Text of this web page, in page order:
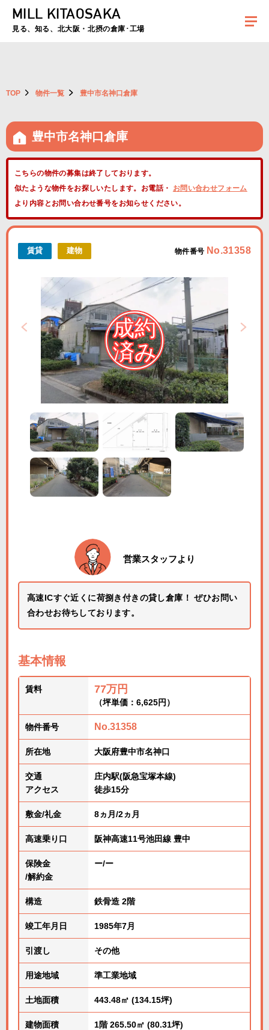
夏季休暇のお知らせ：2026年8月8日(土)～8月16日(日)まで休業とさせていた
MILL KITAOSAKA
見る、知る、北大阪・北摂の倉庫･工場
TOP 物件一覧 豊中市名神口倉庫
豊中市名神口倉庫
こちらの物件の募集は終了しております。
似たような物件をお探しいたします。お電話・ お問い合わせフォーム
より内容とお問い合わせ番号をお知らせください。
賃貸 建物 物件番号 No.31358
営業スタッフより
高速ICすぐ近くに荷捌き付きの貸し倉庫！ ぜひお問い
合わせお待ちしております。
基本情報
賃料 77万円
（坪単価：6,625円）
物件番号 No.31358
所在地 大阪府豊中市名神口
交通
アクセス
庄内駅(阪急宝塚本線)
徒歩15分
敷金/礼金 8ヵ月/2ヵ月
高速乗り口 阪神高速11号池田線 豊中
保険金
/解約金
ー/ー
構造 鉄骨造 2階
竣工年月日 1985年7月
引渡し その他
用途地域 準工業地域
土地面積 443.48㎡ (134.15坪)
建物面積
1階 265.50㎡ (80.31坪)